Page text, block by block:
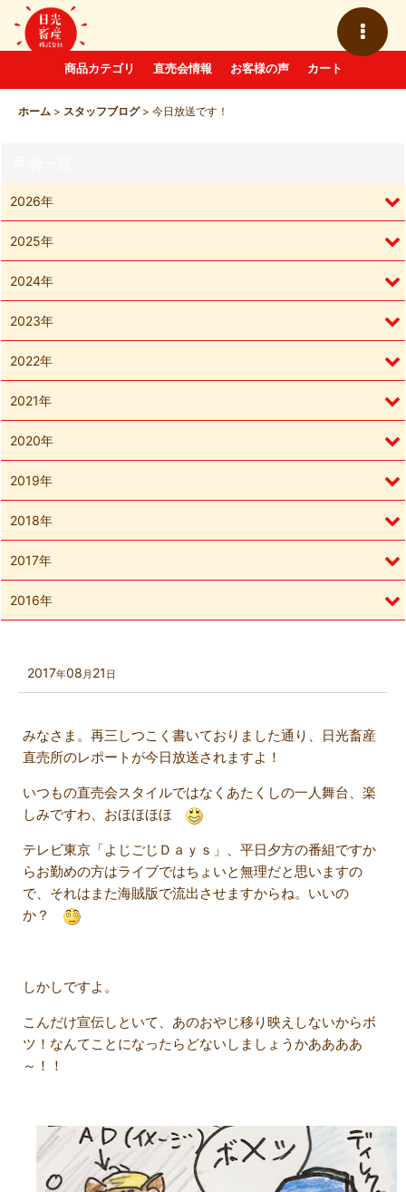
商品カテゴリ 直売会情報 お客様の声 カート
ホーム > スタッフブログ > 今日放送です！
2017年08 月 21 日
みなさま。再三しつこく書いておりました通り、日光畜産
直売所のレポートが今日放送されますよ！
いつもの直売会スタイルではなくあたくしの一人舞台、楽
しみですわ、おほほほほ
テレビ東京「よじごじＤａｙｓ」、平日夕方の番組ですか
らお勤めの方はライブではちょいと無理だと思いますの
で、それはまた海賊版で流出させますからね。いいの
か？
しかしですよ。
こんだけ宣伝しといて、あのおやじ移り映えしないからボ
ツ！なんてことになったらどないしましょうかああああ
～！！
2026年
2025年
2024年
2023年
2022年
2021年
2020年
2019年
2018年
2017年
2016年